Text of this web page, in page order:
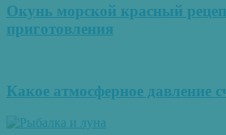
Окунь морской красный
приготовления
Какое атмосферное давление